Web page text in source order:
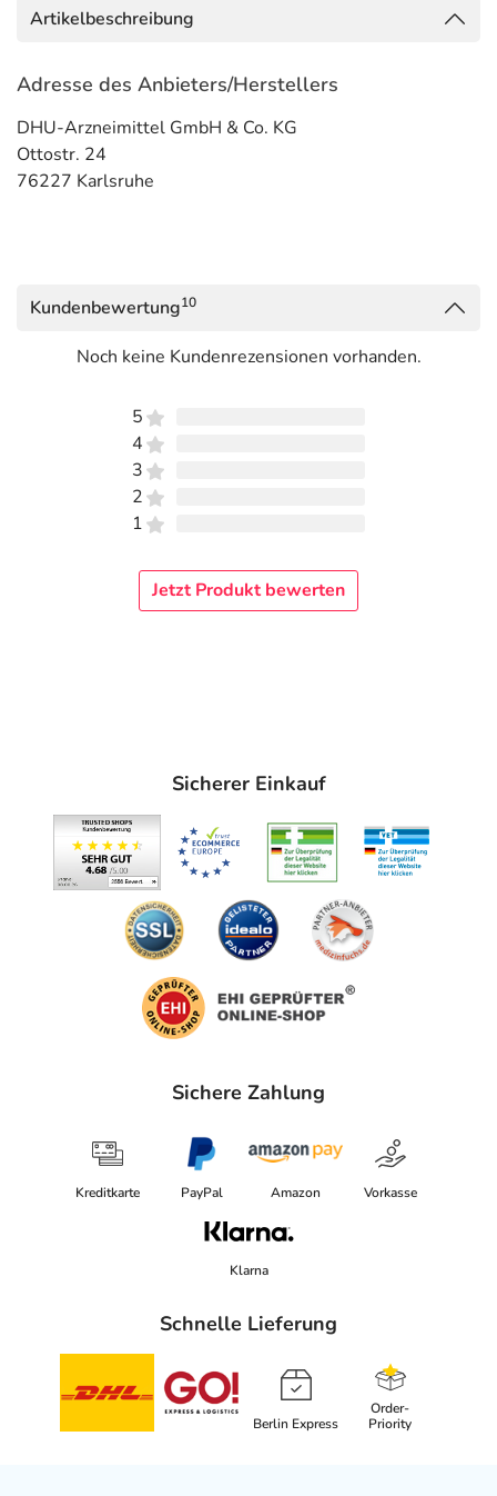
Artikelbeschreibung
Adresse des Anbieters/Herstellers
DHU-Arzneimittel GmbH & Co. KG
Ottostr. 24
76227 Karlsruhe
Kundenbewertung10
Noch keine Kundenrezensionen vorhanden.
5
4
3
2
1
Jetzt Produkt bewerten
Sicherer Einkauf
Sichere Zahlung
Kreditkarte PayPal Amazon Vorkasse
Klarna
Schnelle Lieferung
Berlin Express
Order-
Priority